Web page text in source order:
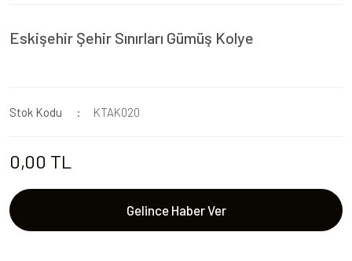
Eskişehir Şehir Sınırları Gümüş Kolye
Stok Kodu KTAK020
0,00 TL
Gelince Haber Ver